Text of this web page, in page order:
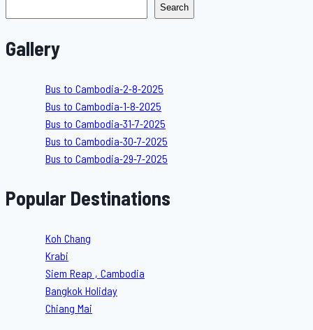
Search
Gallery
Bus to Cambodia-2-8-2025
Bus to Cambodia-1-8-2025
Bus to Cambodia-31-7-2025
Bus to Cambodia-30-7-2025
Bus to Cambodia-29-7-2025
Popular Destinations
Koh Chang
Krabi
Siem Reap , Cambodia
Bangkok Holiday
Chiang Mai